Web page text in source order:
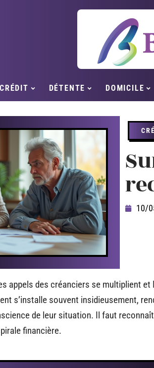
CRÉDIT DÉTENTE DOMICILE
10/
appels des créanciers se multiplient et
s’installe souvent insidieusement,
de leur situation. Il faut
financière.